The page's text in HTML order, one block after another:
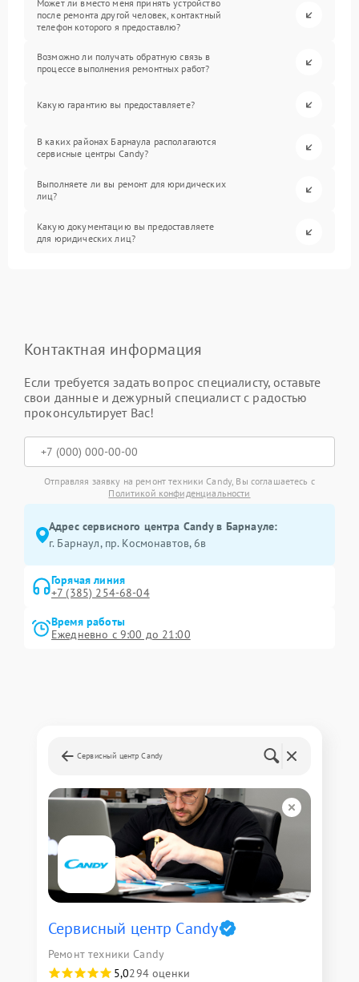
Может ли вместо меня принять устройство
после ремонта другой человек, контактный
телефон которого я предоставлю?
Возможно ли получать обратную связь в
процессе выполнения ремонтных работ?
Какую гарантию вы предоставляете?
В каких районах Барнаула располагаются
сервисные центры Candy?
Выполняете ли вы ремонт для юридических
лиц?
Какую документацию вы предоставляете
для юридических лиц?
Контактная информация
Если требуется задать вопрос специалисту, оставьте
свои данные и дежурный специалист с радостью
проконсультирует Вас!
Отправляя заявку на ремонт техники Candy, Вы соглашаетесь с
Политикой конфиденциальности
Адрес сервисного центра Candy в Барнауле:
г. Барнаул, ​пр. Космонавтов, 6в
Горячая линия
+7 (385) 254-68-04
Время работы
Ежедневно с 9:00 до 21:00
Сервисный центр Candy
Сервисный центр Candy
Ремонт техники Candy
5,0294 оценки